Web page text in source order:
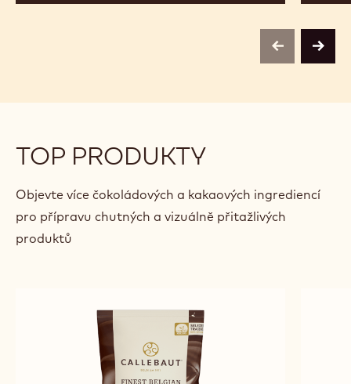
previousnext
TOP PRODUKTY
Objevte více čokoládových a kakaových ingrediencí
pro přípravu chutných a vizuálně přitažlivých
produktů